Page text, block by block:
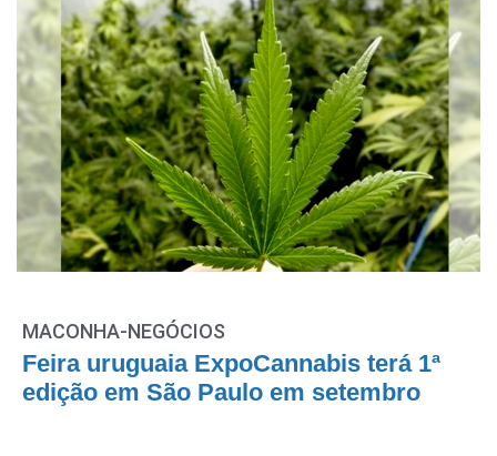
MACONHA-NEGÓCIOS
Feira uruguaia ExpoCannabis terá 1ª
edição em São Paulo em setembro